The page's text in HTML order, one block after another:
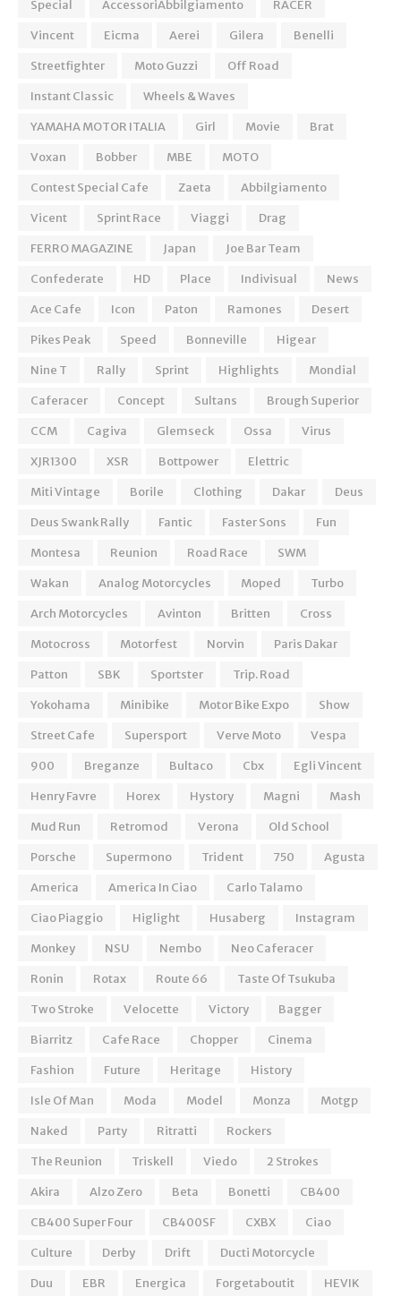
Special
AccessoriAbbilgiamento
RACER
Vincent
Eicma Aerei Gilera
Benelli
Streetfighter
Moto Guzzi
Off Road
Instant Classic
Wheels & Waves
YAMAHA MOTOR ITALIA
Girl Movie
Brat
Voxan
Bobber MBE
MOTO
Contest Special Cafe
Zaeta
Abbilgiamento
Vicent
Sprint Race Viaggi
Drag
FERRO MAGAZINE
Japan
Joe Bar Team
Confederate
HD Place Indivisual
News
Ace Cafe
Icon Paton Ramones
Desert
Pikes Peak
Speed Bonneville
Higear
Nine T
Rally Sprint Highlights
Mondial
Caferacer
Concept Sultans
Brough Superior
CCM
Cagiva Glemseck Ossa
Virus
XJR1300
XSR Bottpower
Elettric
Miti Vintage
Borile Clothing Dakar
Deus
Deus Swank Rally
Fantic Faster Sons
Fun
Montesa
Reunion Road Race
SWM
Wakan
Analog Motorcycles Moped
Turbo
Arch Motorcycles
Avinton Britten
Cross
Motocross
Motorfest Norvin
Paris Dakar
Patton
SBK Sportster
Trip. Road
Yokohama
Minibike Motor Bike Expo
Show
Street Cafe
Supersport Verve Moto
Vespa
900
Breganze Bultaco Cbx
Egli Vincent
Henry Favre
Horex Hystory Magni
Mash
Mud Run
Retromod Verona
Old School
Porsche
Supermono Trident 750
Agusta
America
America In Ciao
Carlo Talamo
Ciao Piaggio
Higlight Husaberg
Instagram
Monkey
NSU Nembo
Neo Caferacer
Ronin
Rotax Route 66
Taste Of Tsukuba
Two Stroke
Velocette Victory
Bagger
Biarritz
Cafe Race Chopper
Cinema
Fashion
Future Heritage
History
Isle Of Man
Moda Model Monza
Motgp
Naked
Party Ritratti
Rockers
The Reunion
Triskell Viedo
2 Strokes
Akira
Alzo Zero Beta Bonetti
CB400
CB400 Super Four
CB400SF CXBX
Ciao
Culture
Derby Drift
Ducti Motorcycle
Duu
EBR Energica Forgetaboutit HEVIK